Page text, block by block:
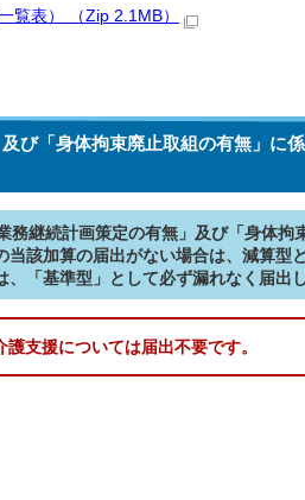
覧表） （Zip 2.1MB）
び「身体拘束廃止取組の有無」に
継続計画策定の有無」及び「身体拘
該加算の届出がない場合は、減算型
「基準型」として必ず漏れなく届出
護支援については届出不要です。